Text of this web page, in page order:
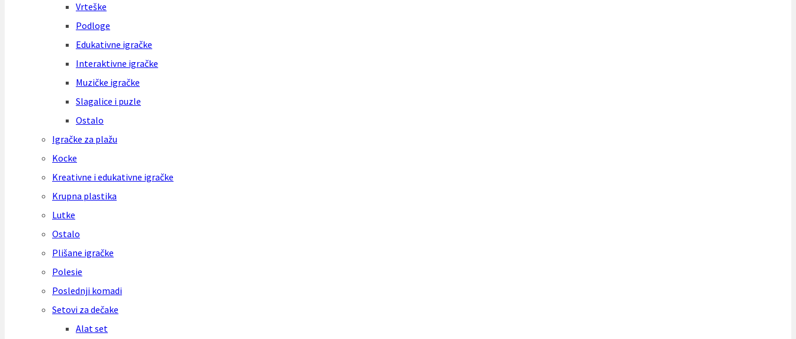
Vrteške
Podloge
Edukativne igračke
Interaktivne igračke
Muzičke igračke
Slagalice i puzle
Ostalo
Igračke za plažu
Kocke
Kreativne i edukativne igračke
Krupna plastika
Lutke
Ostalo
Plišane igračke
Polesie
Poslednji komadi
Setovi za dečake
Alat set